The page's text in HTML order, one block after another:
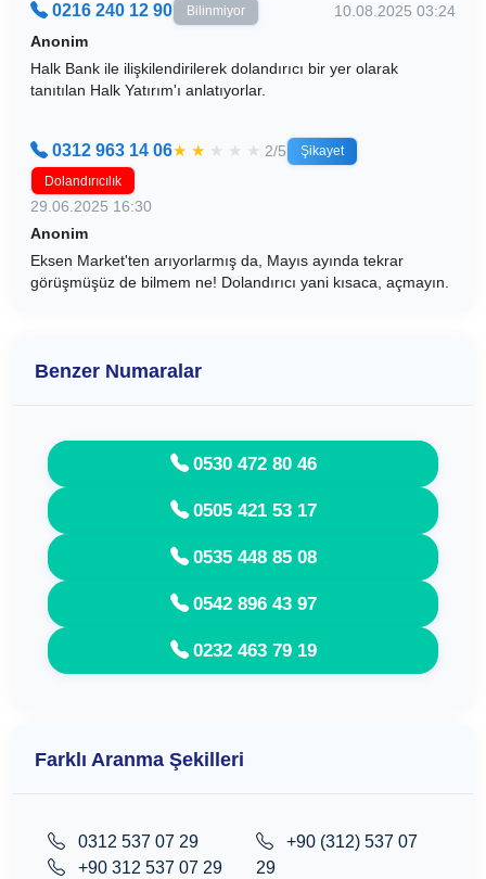
0216 240 12 90 Bilinmiyor
10.08.2025 03:24
Anonim
Halk Bank ile ilişkilendirilerek dolandırıcı bir yer olarak
tanıtılan Halk Yatırım'ı anlatıyorlar.
0312 963 14 06★ ★ ★ ★ ★ 2/5
Şikayet
Dolandırıcılık
29.06.2025 16:30
Anonim
Eksen Market'ten arıyorlarmış da, Mayıs ayında tekrar
görüşmüşüz de bilmem ne! Dolandırıcı yani kısaca, açmayın.
Benzer Numaralar
0530 472 80 46
0505 421 53 17
0535 448 85 08
0542 896 43 97
0232 463 79 19
Farklı Aranma Şekilleri
0312 537 07 29
+90 312 537 07 29
+90 (312) 537 07
29